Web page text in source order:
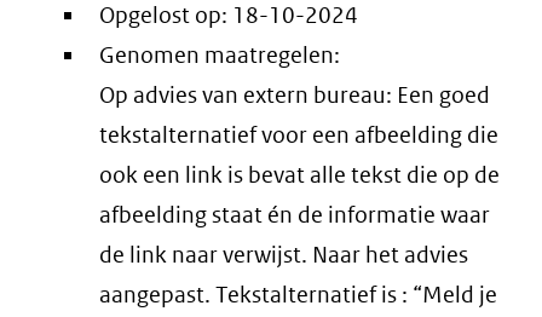
Opgelost op: 18-10-2024
Genomen maatregelen:
Op advies van extern bureau: Een goed
tekstalternatief voor een afbeelding die
ook een link is bevat alle tekst die op de
afbeelding staat én de informatie waar
de link naar verwijst. Naar het advies
aangepast. Tekstalternatief is : “Meld je